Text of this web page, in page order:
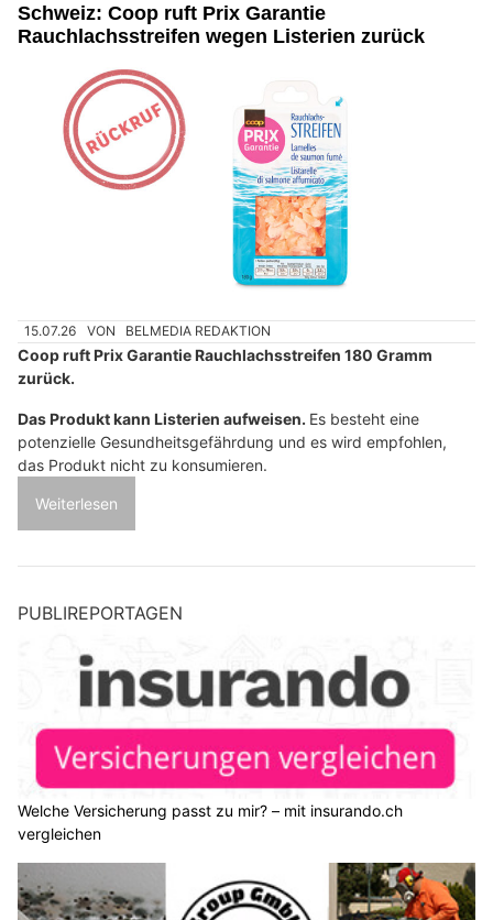
Schweiz: Coop ruft Prix Garantie
Rauchlachsstreifen wegen Listerien zurück
15.07.26 VON BELMEDIA REDAKTION
Coop ruft Prix Garantie Rauchlachsstreifen 180 Gramm
zurück.
Das Produkt kann Listerien aufweisen. Es besteht eine
potenzielle Gesundheitsgefährdung und es wird empfohlen,
das Produkt nicht zu konsumieren.
Weiterlesen
PUBLIREPORTAGEN
Welche Versicherung passt zu mir? – mit insurando.ch
vergleichen